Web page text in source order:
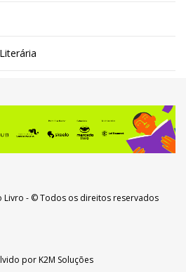
Livro - © Todos os direitos reservados
porK2M Soluções